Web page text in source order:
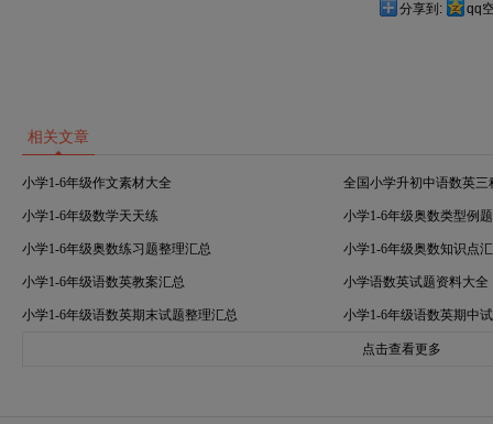
分享到: qq
相关文章
小学1-6年级作文素材大全 全国小学升初中语数英三
小学1-6年级数学天天练 小学1-6年级奥数类型例
小学1-6年级奥数练习题整理汇总 小学1-6年级奥数知识点
小学1-6年级语数英教案汇总 小学语数英试题资料大全
小学1-6年级语数英期末试题整理汇总 小学1-6年级语数英期中
点击查看更多